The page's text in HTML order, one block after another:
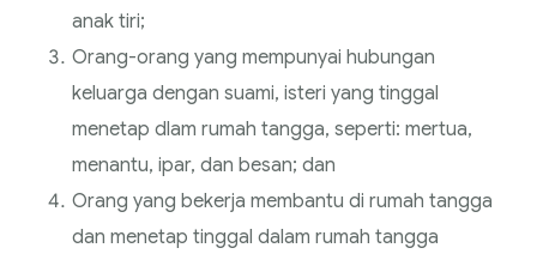
anak tiri;
Orang-orang yang mempunyai hubungan
keluarga dengan suami, isteri yang tinggal
menetap dlam rumah tangga, seperti: mertua,
menantu, ipar, dan besan; dan
Orang yang bekerja membantu di rumah tangga
dan menetap tinggal dalam rumah tangga